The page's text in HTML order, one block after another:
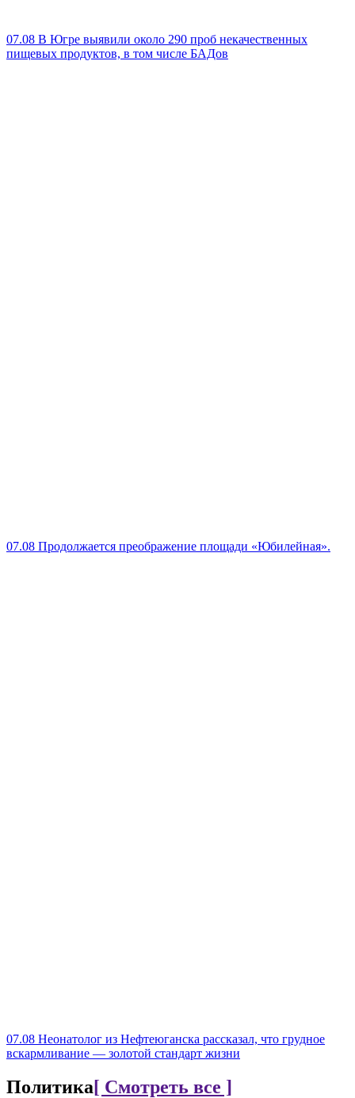
07.08 В Югре выявили около 290 проб некачественных
пищевых продуктов, в том числе БАДов
07.08 Продолжается преображение площади «Юбилейная».
07.08 Неонатолог из Нефтеюганска рассказал, что грудное
вскармливание — золотой стандарт жизни
Политика[ Смотреть все ]